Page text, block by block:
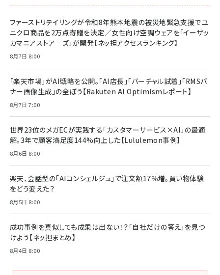
￥1,815
マーケティングの真実 P&G・グリコで学んだ失敗
￥2,200
anan(アンアン)2026/07/08号 No.2502[2026
年後半、あなたの恋と運命／山田涼介]
￥880
ママ投資家が育休中に１億貯めた株式投資
￥1,870
￥1,980
￥2,750
フィードバック経営 「沈黙の組織」から「高め合う
Amazonランキングをもっと見る
ファーストリテイリングが令和8年熊本地震の被災地緊急支援でユ
ニクロ商品を2万点寄贈を決定／女性向け空調ウェアを「イーザッ
カマニアストア―ズ」が開発【ネッ担アクセスランキング】
8月7日 8:00
「楽天市場」がAI戦略を公開。「AI店長」「バーチャル試着」「RMSバ
ナー画像生成」の全ぼう【Rakuten AI Optimismレポート】
8月7日 7:00
世界23位のメガECが実践する「カスタマーサービス×AI」の最適
解。3年で顧客満足度144%向上した【Lululemon事例】
8月6日 8:00
楽天、会話型の「AIコンシェルジュ」で注文額17％増。買い物体験
をどう変えた？
8月5日 8:00
成功事例を真似しても成果は出ない！？「自社だけの答え」を見つ
けよう【ネッ担まとめ】
8月4日 8:00